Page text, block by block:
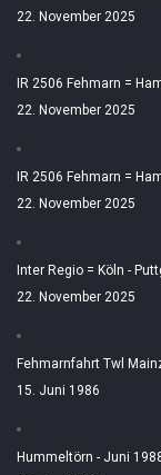
22. November 2025
IR 2506 Fehmarn =
22. November 2025
IR 2506 Fehmarn =
22. November 2025
Inter Regio = Köln -
22. November 2025
Fehmarnfahrt Twl
15. Juni 1986
Hummeltörn - Juni